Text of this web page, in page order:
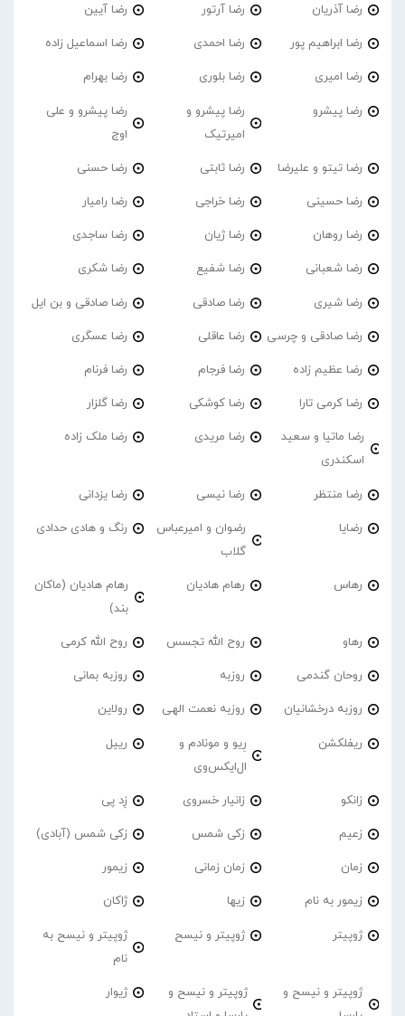
رضا آذریان رضا آرتور رضا آیین
رضا ابراهیم پور رضا احمدی رضا اسماعیل زاده
رضا امیری رضا بلوری رضا بهرام
رضا پیشرو
رضا پیشرو و
امیرتیک
رضا پیشرو و علی
اوج
رضا تیتو و علیرضا رضا ثابتی رضا حسنی
رضا حسینی رضا خراجی رضا رامیار
رضا روهان رضا ژیان رضا ساجدی
رضا شعبانی رضا شفیع رضا شکری
رضا شیری رضا صادقی رضا صادقی و بن ایل
رضا صادقی و چرسی رضا عاقلی رضا عسگری
رضا عظیم زاده رضا فرجام رضا فرنام
رضا کرمی تارا رضا کوشکی رضا گلزار
رضا ماتیا و سعید
اسکندری
رضا مریدی رضا ملک زاده
رضا منتظر رضا نیسی رضا یزدانی
رضایا
رضوان و امیرعباس
گلاب
رنگ و هادی حدادی
رهاس رهام هادیان
رهام هادیان (ماکان
بند)
رهاو روح الله تجسس روح الله کرمی
روحان گندمی روزبه روزبه بمانی
روزبه درخشانیان روزبه نعمت الهی رولاین
ریفلکشن
رِیو و مونادم و
ال‌ایکس‌وی
رییل
زانکو زانیار خسروی زِد پی
زعیم زکی شمس زکی شمس (آبادی)
زمان زمان زمانی زیمور
زیمور به نام زیها ژاکان
ژوپیتر ژوپیتر و نیسح
ژوپیتر و نیسح به
نام
ژوپیتر و نیسح و
ژوپیتر و نیسح و
ژیوار